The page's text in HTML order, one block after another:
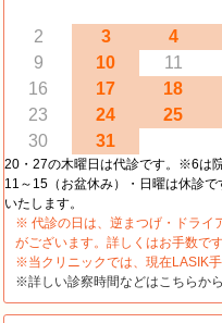
2
3 4
9
10 11
16
17 18
23
24 25
30
31
20・27の木曜日は代診です。※6は
11～15（お盆休み）・日曜は休診
いたします。
※ 代診の日は、逆まつげ・ドライ
がございます。詳しくはお手数で
※当クリニックでは、現在LASIK手
※詳しい診察時間などはこちらか